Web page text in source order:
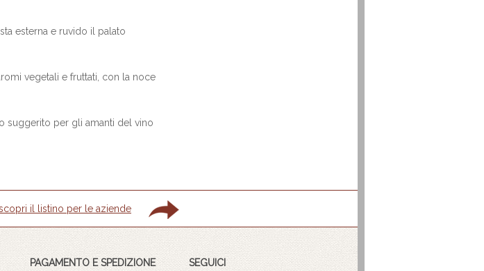
esterna e ruvido il palato
vegetali e fruttati, con la noce
suggerito per gli amanti del vino
il listino per le aziende
PAGAMENTO E SPEDIZIONE SEGUICI